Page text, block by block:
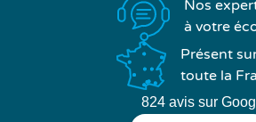
Nos
à votre
Présent
toute la
824 avis sur